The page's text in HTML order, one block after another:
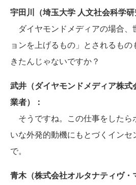
宇田川（埼玉大学 人文社会科学研
ダイヤモンドメディアの場合、
ョンを上げるもの」とされるも
きたんじゃないですか？
武井（ダイヤモンドメディア株
業者）：
そうですね。この仕事をしたら
いな外発的動機にもとづくイン
で。
青木（株式会社オルタナティヴ